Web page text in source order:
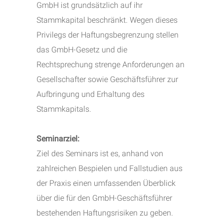
GmbH ist grundsätzlich auf ihr
Stammkapital beschränkt. Wegen dieses
Privilegs der Haftungsbegrenzung stellen
das GmbH-Gesetz und die
Rechtsprechung strenge Anforderungen an
Gesellschafter sowie Geschäftsführer zur
Aufbringung und Erhaltung des
Stammkapitals.
Seminarziel:
Ziel des Seminars ist es, anhand von
zahlreichen Bespielen und Fallstudien aus
der Praxis einen umfassenden Überblick
über die für den GmbH-Geschäftsführer
bestehenden Haftungsrisiken zu geben.